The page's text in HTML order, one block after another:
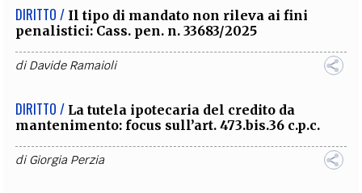
DIRITTO / Il tipo di mandato non rileva ai fini
penalistici: Cass. pen. n. 33683/2025
diDavide Ramaioli
DIRITTO / La tutela ipotecaria del credito da
mantenimento: focus sull’art. 473.bis.36 c.p.c.
diGiorgia Perzia